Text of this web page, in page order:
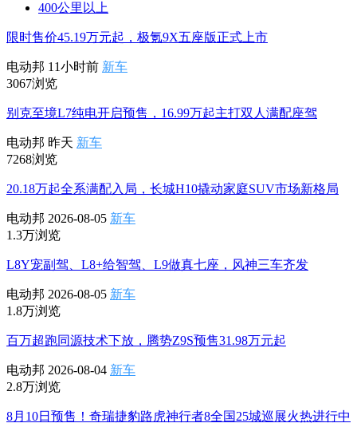
400公里以上
限时售价45.19万元起，极氪9X五座版正式上市
电动邦 11小时前 新车
3067浏览
别克至境L7纯电开启预售，16.99万起主打双人满配座驾
电动邦 昨天 新车
7268浏览
20.18万起全系满配入局，长城H10撬动家庭SUV市场新格局
电动邦 2026-08-05 新车
1.3万浏览
L8Y宠副驾、L8+给智驾、L9做真七座，风神三车齐发
电动邦 2026-08-05 新车
1.8万浏览
百万超跑同源技术下放，腾势Z9S预售31.98万元起
电动邦 2026-08-04 新车
2.8万浏览
8月10日预售！奇瑞捷豹路虎神行者8全国25城巡展火热进行中